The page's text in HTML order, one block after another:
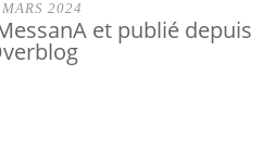
2024
et publié depuis